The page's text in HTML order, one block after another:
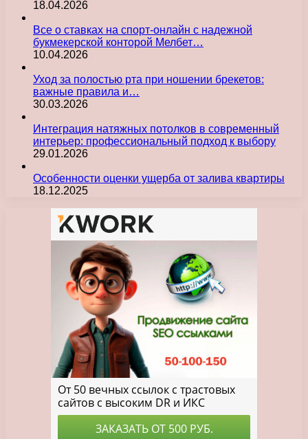
18.04.2026
Все о ставках на спорт-онлайн с надежной
букмекерской конторой Мелбет…
10.04.2026
Уход за полостью рта при ношении брекетов:
важные правила и…
30.03.2026
Интеграция натяжных потолков в современный
интерьер: профессиональный подход к выбору
29.01.2026
Особенности оценки ущерба от залива квартиры
18.12.2025